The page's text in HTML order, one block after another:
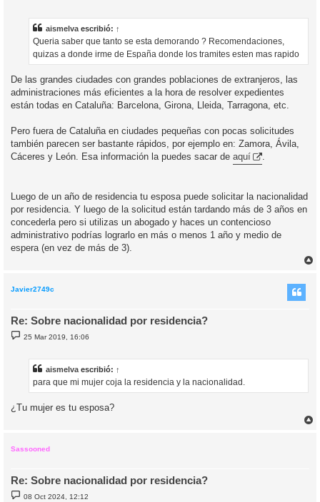
aismelva escribió: ↑
Queria saber que tanto se esta demorando ? Recomendaciones,
quizas a donde irme de España donde los tramites esten mas rapido
De las grandes ciudades con grandes poblaciones de extranjeros, las
administraciones más eficientes a la hora de resolver expedientes
están todas en Cataluña: Barcelona, Girona, Lleida, Tarragona, etc.
Pero fuera de Cataluña en ciudades pequeñas con pocas solicitudes
también parecen ser bastante rápidos, por ejemplo en: Zamora, Ávila,
Cáceres y León. Esa información la puedes sacar de aquí .
Luego de un año de residencia tu esposa puede solicitar la nacionalidad
por residencia. Y luego de la solicitud están tardando más de 3 años en
concederla pero si utilizas un abogado y haces un contencioso
administrativo podrías lograrlo en más o menos 1 año y medio de
espera (en vez de más de 3).
Javier2749c
Re: Sobre nacionalidad por residencia?
M
e
25 Mar 2019, 16:06
aismelva escribió: ↑
para que mi mujer coja la residencia y la nacionalidad.
¿Tu mujer es tu esposa?
Sassooned
Re: Sobre nacionalidad por residencia?
M08 Oct 2024, 12:12